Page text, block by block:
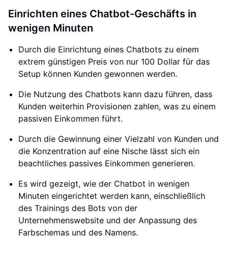
Einrichten eines Chatbot-Geschäfts in
wenigen Minuten
Durch die Einrichtung eines Chatbots zu einem
extrem günstigen Preis von nur 100 Dollar für das
Setup können Kunden gewonnen werden.
Die Nutzung des Chatbots kann dazu führen, dass
Kunden weiterhin Provisionen zahlen, was zu einem
passiven Einkommen führt.
Durch die Gewinnung einer Vielzahl von Kunden und
die Konzentration auf eine Nische lässt sich ein
beachtliches passives Einkommen generieren.
Es wird gezeigt, wie der Chatbot in wenigen
Minuten eingerichtet werden kann, einschließlich
des Trainings des Bots von der
Unternehmenswebsite und der Anpassung des
Farbschemas und des Namens.